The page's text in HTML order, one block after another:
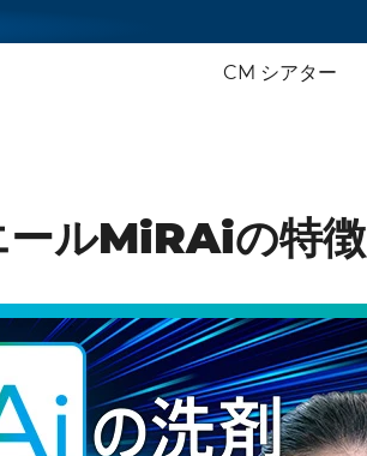
CM シアター
ールMiRAiの特徴